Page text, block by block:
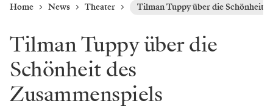
Home News Theater Tilman Tuppy über die Schönheit
Tilman Tuppy über die
Schönheit des
Zusammenspiels